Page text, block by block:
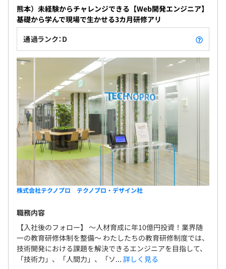
熊本）未経験からチャレンジできる【Web開発エンジニア】
基礎から学んで現場で生かせる3カ月研修アリ
通過ランク：D
株式会社テクノプロ テクノプロ・デザイン社
職務内容
【入社後のフォロー】 〜人材育成に年10億円投資！業界随
一の教育研修体制を整備〜 わたしたちの教育研修制度では、
技術開発における課題を解決できるエンジニアを目指して、
「技術力」、「人間力」、「ソ... 詳しく見る